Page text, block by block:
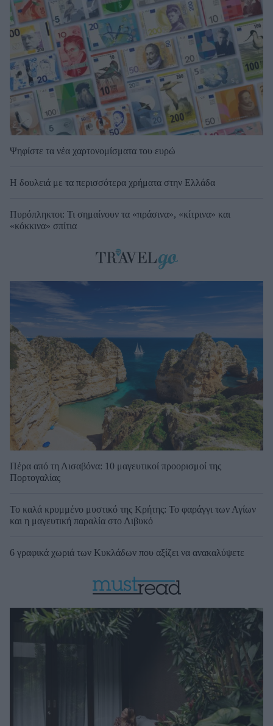
Ψηφίστε τα νέα χαρτονομίσματα του ευρώ
Η δουλειά με τα περισσότερα χρήματα στην Ελλάδα
Πυρόπληκτοι: Τι σημαίνουν τα «πράσινα», «κίτρινα» και
«κόκκινα» σπίτια
Πέρα από τη Λισαβόνα: 10 μαγευτικοί προορισμοί της
Πορτογαλίας
Το καλά κρυμμένο μυστικό της Κρήτης: Το φαράγγι των Αγίων
και η μαγευτική παραλία στο Λιβυκό
6 γραφικά χωριά των Κυκλάδων που αξίζει να ανακαλύψετε